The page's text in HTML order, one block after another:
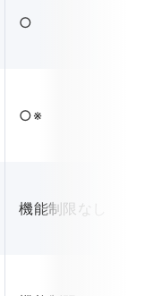
○
○※
機能制限なし